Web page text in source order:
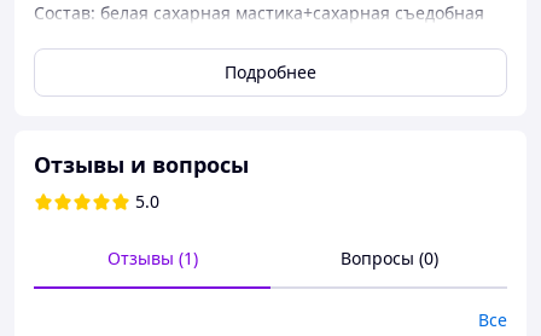
Состав: белая сахарная мастика+сахарная съедобная
Пищевые красители Lesepidado.
Хранить в темном, сухом месте (не в холодильнике)
Подробнее
Отзывы и вопросы
5.0
Отзывы (1) Вопросы (0)
Все